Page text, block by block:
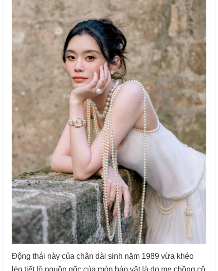
Động thái này của chân dài sinh năm 1989 vừa khéo
léo tiết lộ nguồn gốc của món bảo vật là do mẹ chồng cô